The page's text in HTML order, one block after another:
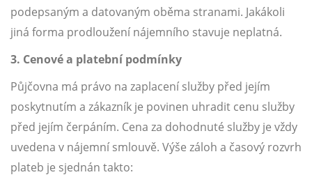
podepsaným a datovaným oběma stranami. Jakákoli
jiná forma prodloužení nájemního stavuje neplatná.
3. Cenové a platební podmínky
Půjčovna má právo na zaplacení služby před jejím
poskytnutím a zákazník je povinen uhradit cenu služby
před jejím čerpáním. Cena za dohodnuté služby je vždy
uvedena v nájemní smlouvě. Výše záloh a časový rozvrh
plateb je sjednán takto: